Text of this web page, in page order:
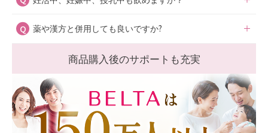
妊活中・妊娠中・授乳中に注意が必要な成分は一切含まれ
ておりませんので、お飲みいただけます。
ご心配な場合は、医師にご相談ください。
薬や漢方と併用しても良いですか?
基本的には問題ございませんが、まれに飲み合わせに注意
が必要な場合があります。ご心配な場合は、医師または薬
剤師にご相談ください。 薬剤師へのご相談はこちら
商品購入後のサポートも充実